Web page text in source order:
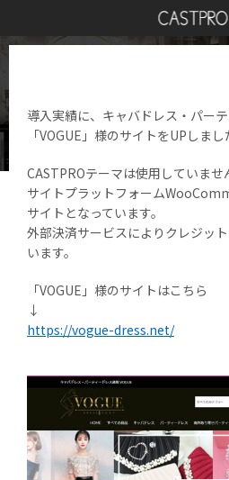
導入実績に、キャバドレス・パー
「VOGUE」様のサイトをUPしまし
CASTPROテーマは使用していま
サイトプラットフォーム
サイトとなっています。
外部決済サービスによりクレジッ
います。
「VOGUE」様のサイトはこちら
↓
https://vogue-dress.net/